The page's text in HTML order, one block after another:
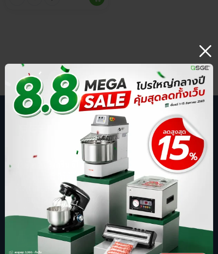
บริษัท สปริงกรีน อีโวลูชั่น จำกัด
ร้านออนไลน์ ที่รู้จักในชื่อ sgethai.com
ผู้นำเข้าและจัดจำหน่ายเครื่องซีลสูญญากาศ
เตาอบเบเกอรี่ ตู้อบลมร้อน เครื่องบดหมู
การันตีด้วยยอดขาย อันดับ 1